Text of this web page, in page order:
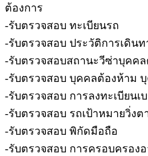
ต้องการ
-รับตรวจสอบ ทะเบียนรถ
-รับตรวจสอบ ประวัติการเดินท
-รับตรวจสอบสถานะวีซ่าบุคค
-รับตรวจสอบ บุคคลต้องห้าม บุ
-รับตรวจสอบ การลงทะเบียนเ
-รับตรวจสอบ รถเป้าหมายวิ่ง
-รับตรวจสอบ พิกัดมือถือ
-รับตรวจสอบ การครอบครอง